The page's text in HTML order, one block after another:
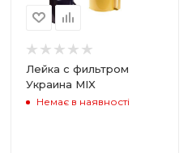
Лейка с фильтром
Украина MIX
Немає в наявності